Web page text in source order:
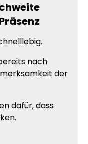
nach
der
dafür, dass